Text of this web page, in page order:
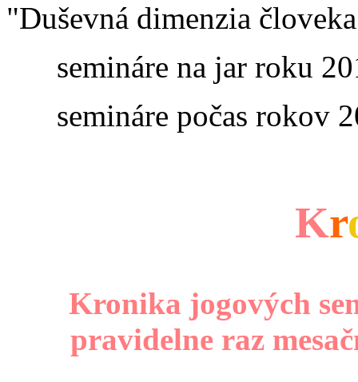
"Duševná dimenzia
semináre na jar roku
semináre počas rokov
Kr
Kronika jogových
pravidelne raz